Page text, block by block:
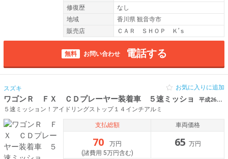
修復歴
なし
地域
香川県 観音寺市
販売店
ＣＡＲ ＳＨＯＰ Ｋ’ｓ
無料 お問い合わせ 電話する
スズキ
ワゴンＲ ＦＸ ＣＤプレーヤー装着車 ５速ミッショ 平成26年（2014年） 1.6万km 香川県三豊市
５速ミッション！アイドリングストップ１４インチアルミ
お気に入りに追加
支払総額
70
万円
(諸費用 5万円含む)
車両価格
65 万円